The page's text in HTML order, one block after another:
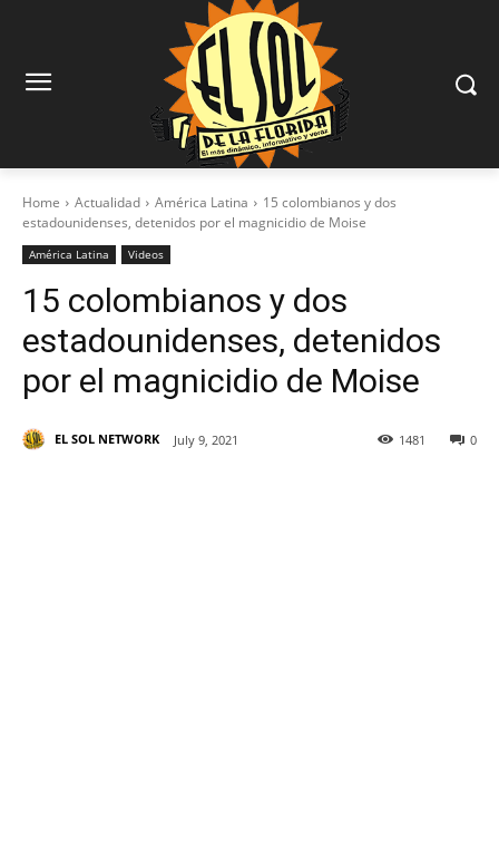
Home Actualidad América Latina
15 colombianos y dos
estadounidenses, detenidos por el magnicidio de Moise
América Latina Videos
15 colombianos y dos
estadounidenses, detenidos
por el magnicidio de Moise
EL SOL NETWORK July 9, 2021 0
1481